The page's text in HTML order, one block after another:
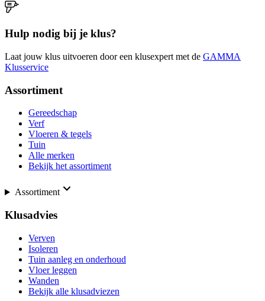
Hulp nodig bij je klus?
Laat jouw klus uitvoeren door een klusexpert met de GAMMA
Klusservice
Assortiment
Gereedschap
Verf
Vloeren & tegels
Tuin
Alle merken
Bekijk het assortiment
Assortiment
Klusadvies
Verven
Isoleren
Tuin aanleg en onderhoud
Vloer leggen
Wanden
Bekijk alle klusadviezen